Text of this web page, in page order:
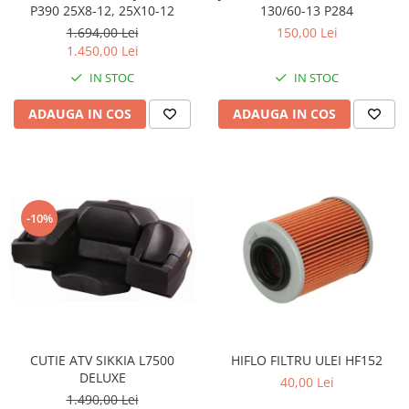
Culbutor admisie
Ghidoane
Pivoti
Rulmenti
Alimentare, Admisie & Evacuare
Admisie
ARC Toba
Carburator
FILTRU BENZINA
P390 25X8-12, 25X10-12
1.694,00 Lei
1.450,00 Lei
IN STOC
ADAUGA IN COS
130/60-13 P284
150,00 Lei
IN STOC
ADAUGA IN COS
-10%
CUTIE ATV SIKKIA L7500
DELUXE
1.490,00 Lei
HIFLO FILTRU ULEI HF152
40,00 Lei